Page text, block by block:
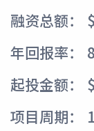
融资总额：
年回报率：
起投金额：
项目周期：